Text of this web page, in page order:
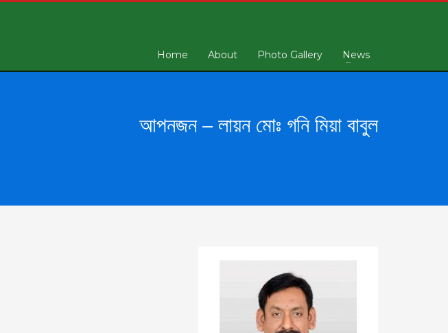
Home About Photo Gallery News
আপনজন – লায়ন মোঃ গনি মিয়া বাবুল